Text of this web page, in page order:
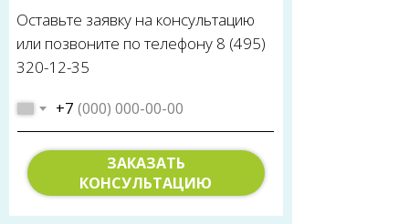
Оставьте заявку на консультацию
или позвоните по телефону 8 (495)
320-12-35
+7
ЗАКАЗАТЬ
КОНСУЛЬТАЦИЮ